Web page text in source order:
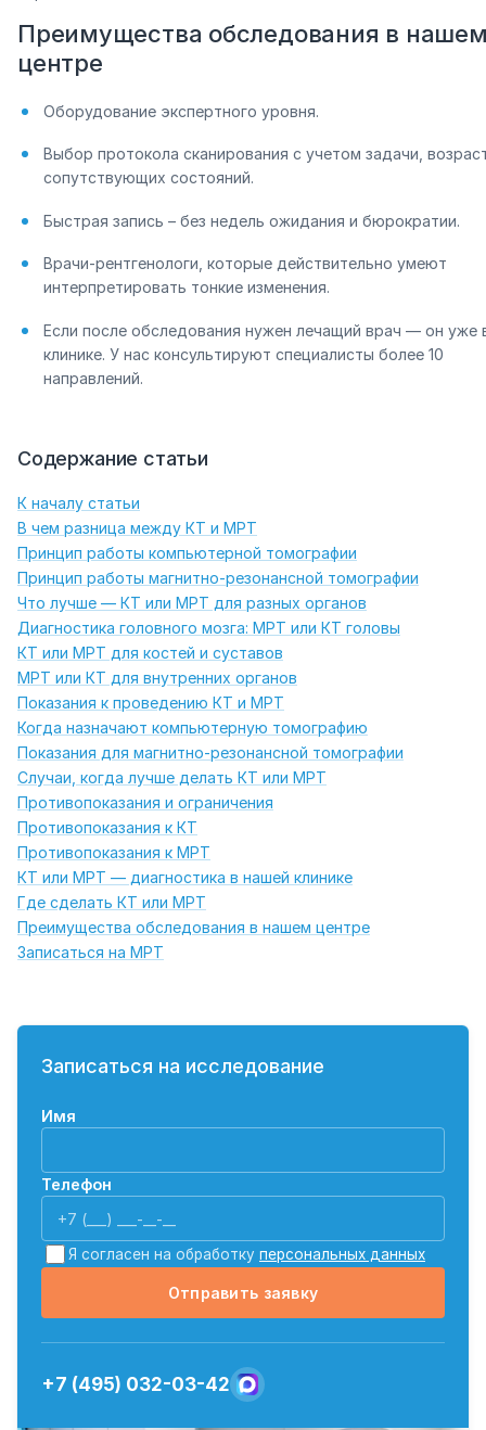
Преимущества обследования в
центре
Оборудование экспертного уровня.
Выбор протокола сканирования с учетом задачи,
сопутствующих состояний.
Быстрая запись – без недель ожидания и бюрократии.
Врачи-рентгенологи, которые действительно умеют
интерпретировать тонкие изменения.
Если после обследования нужен лечащий врач — он уже
клинике. У нас консультируют специалисты более 10
направлений.
Содержание статьи
К началу статьи
В чем разница между КТ и МРТ
Принцип работы компьютерной томографии
Принцип работы магнитно-резонансной томографии
Что лучше — КТ или МРТ для разных органов
Диагностика головного мозга: МРТ или КТ головы
КТ или МРТ для костей и суставов
МРТ или КТ для внутренних органов
Показания к проведению КТ и МРТ
Когда назначают компьютерную томографию
Показания для магнитно-резонансной томографии
Случаи, когда лучше делать КТ или МРТ
Противопоказания и ограничения
Противопоказания к КТ
Противопоказания к МРТ
КТ или МРТ — диагностика в нашей клинике
Где сделать КТ или МРТ
Преимущества обследования в нашем центре
Записаться на МРТ
Записаться на исследование
Имя
Телефон
Я согласен на обработку персональных данных
Отправить заявку
+7 (495) 032-03-42